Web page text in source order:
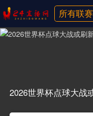
所有联赛